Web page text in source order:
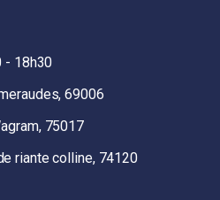
- 18h30
69006
75017
riante colline, 74120